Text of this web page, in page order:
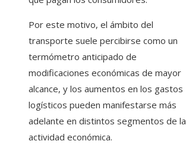
Por este motivo, el ámbito del
transporte suele percibirse como un
termómetro anticipado de
modificaciones económicas de mayor
alcance, y los aumentos en los gastos
logísticos pueden manifestarse más
adelante en distintos segmentos de la
actividad económica.